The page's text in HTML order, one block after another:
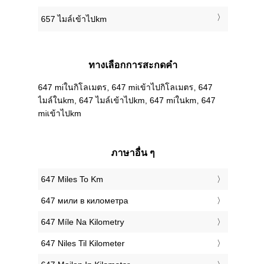
657 ไมล์เข้าไปkm
ทางเลือกการสะกดคำ
647 miในกิโลเมตร, 647 miเข้าไปกิโลเมตร, 647
ไมล์ในkm, 647 ไมล์เข้าไปkm, 647 miในkm, 647
miเข้าไปkm
ภาษาอื่น ๆ
‎647 Miles To Km
‎647 мили в километра
‎647 Míle Na Kilometry
‎647 Niles Til Kilometer